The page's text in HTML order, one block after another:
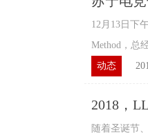
12月13日下
Method，总
动态
2018，
随着圣诞节